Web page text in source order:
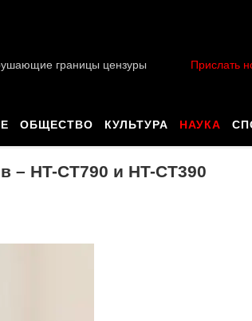
границы цензуры
Прислать
ОБЩЕСТВО КУЛЬТУРА НАУКА
HT-CT790 и HT-CT390